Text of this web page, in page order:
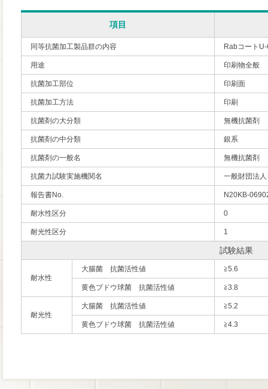
項目
同等抗菌加工製品群の内容 Rabコート
用途 印刷物全般
抗菌加工部位 印刷面
抗菌加工方法 印刷
抗菌剤の大分類 無機抗菌剤
抗菌剤の中分類 銀系
抗菌剤の一般名 無機抗菌剤
抗菌力試験実施機関名 一般財団法
報告書No. N20KB-
耐水性区分 0
耐光性区分 1
試験結果
耐水性
大腸菌 抗菌活性値 ≧5.6
黄色ブドウ球菌 抗菌活性値 ≧3.8
耐光性
大腸菌 抗菌活性値 ≧5.2
黄色ブドウ球菌 抗菌活性値 ≧4.3